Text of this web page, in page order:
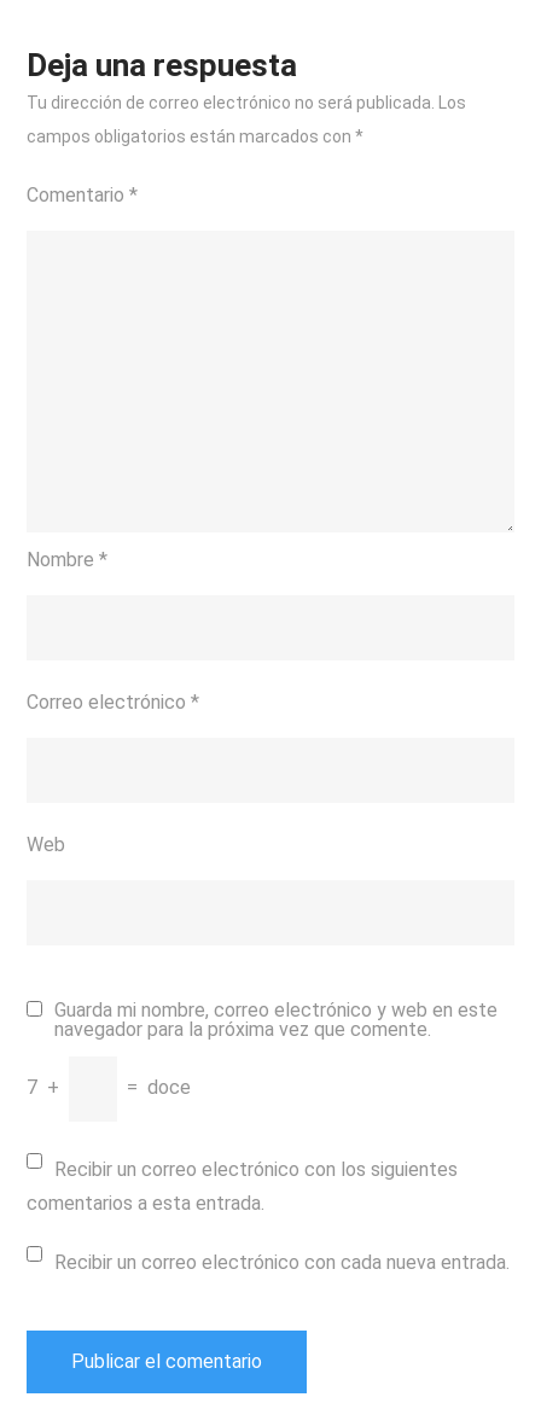
Cada
Deja una respuesta
Tu dirección de correo electrónico no será publicada.
Los
campos obligatorios están marcados con*
Comentario*
Nombre*
Correo electrónico*
Web
Guarda mi nombre, correo electrónico y web en este
navegador para la próxima vez que comente.
7 + = doce
Recibir un correo electrónico con los siguientes
comentarios a esta entrada.
Recibir un correo electrónico con cada nueva entrada.